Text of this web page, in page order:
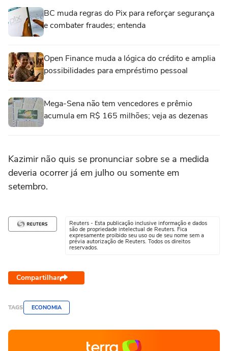
BC muda regras do Pix para reforçar segurança
e combater fraudes; entenda
Open Finance muda a lógica do crédito e amplia
possibilidades para empréstimo pessoal
Mega-Sena não tem vencedores e prêmio
acumula em R$ 165 milhões; veja as dezenas
Kazimir não quis se pronunciar sobre se a medida
deveria ocorrer já em julho ou somente em
setembro.
Reuters - Esta publicação inclusive informação e dados
são de propriedade intelectual de Reuters. Fica
expresamente proibido seu uso ou de seu nome sem a
prévia autorização de Reuters. Todos os direitos
reservados.
Compartilhar
TAGS ECONOMIA